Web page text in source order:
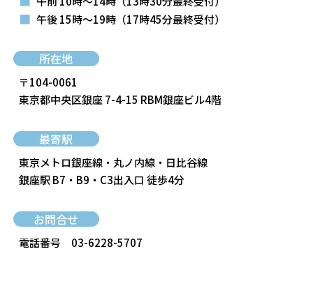
■ 午後 15時～19時 （17時45分最終受付）
所在地
〒104-0061
東京都中央区銀座 7-4-15 RBM銀座ビル4階
最寄駅
東京メトロ銀座線・丸ノ内線・日比谷線
銀座駅 B7・B9・C3出入口 徒歩4分
お問合せ
電話番号 03-6228-5707